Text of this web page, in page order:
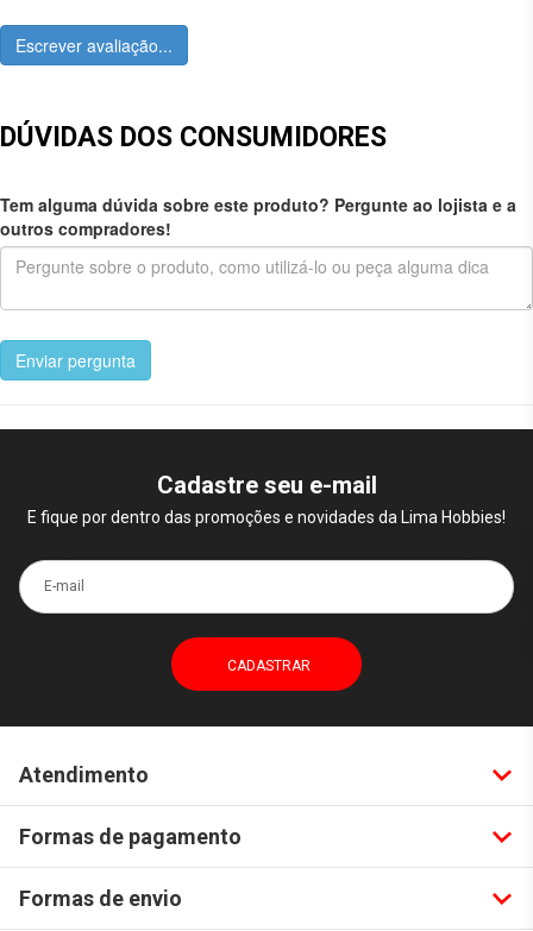
Escrever avaliação...
DÚVIDAS DOS CONSUMIDORES
Tem alguma dúvida sobre este produto? Pergunte ao lojista e a
outros compradores!
Enviar pergunta
Cadastre seu e-mail
E fique por dentro das promoções e novidades da Lima Hobbies!
E-mail
Atendimento
Formas de pagamento
Formas de envio